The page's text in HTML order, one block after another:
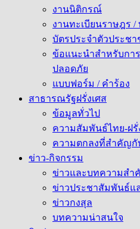
งานนิติกรณ์
งานทะเบียนราษฎร /
บัตรประจำตัวประช
ข้อแนะนำสำหรับการ
ปลอดภัย
แบบฟอร์ม / คำร้อง
สาธารณรัฐฝรั่งเศส
ข้อมูลทั่วไป
ความสัมพันธ์ไทย-ฝรั่
ความตกลงที่สำคัญกั
ข่าว-กิจกรรม
ข่าวและบทความสำ
ข่าวประชาสัมพันธ์แ
ข่าวกงสุล
บทความน่าสนใจ